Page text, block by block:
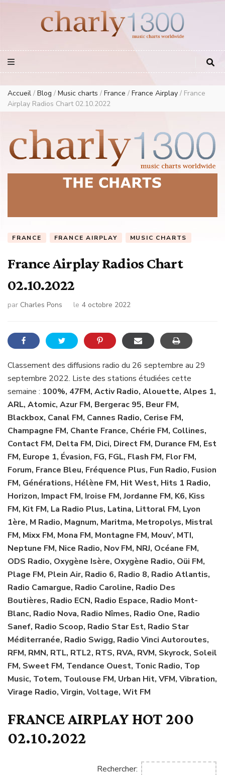
European Music Charts plus USA and Australia
Accueil / Blog / Music charts / France / France Airplay / France
Airplay Radios Chart 02.10.2022
FRANCE FRANCE AIRPLAY MUSIC CHARTS
France Airplay Radios Chart
02.10.2022
par Charles Pons le 4 octobre 2022
Classement des diffusions radio du 26 septembre au 29
septembre 2022. Liste des stations étudiées cette
semaine : 100%, 47FM, Activ Radio, Alouette, Alpes 1,
ARL, Atomic, Azur FM, Bergerac 95, Beur FM,
Blackbox, Canal FM, Cannes Radio, Cerise FM,
Champagne FM, Chante France, Chérie FM, Collines,
Contact FM, Delta FM, Dici, Direct FM, Durance FM, Est
FM, Europe 1, Évasion, FG, FGL, Flash FM, Flor FM,
Forum, France Bleu, Fréquence Plus, Fun Radio, Fusion
FM, Générations, Hélène FM, Hit West, Hits 1 Radio,
Horizon, Impact FM, Iroise FM, Jordanne FM, K6, Kiss
FM, Kit FM, La Radio Plus, Latina, Littoral FM, Lyon
1ère, M Radio, Magnum, Maritma, Metropolys, Mistral
FM, Mixx FM, Mona FM, Montagne FM, Mouv’, MTI,
Neptune FM, Nice Radio, Nov FM, NRJ, Océane FM,
ODS Radio, Oxygène Isère, Oxygène Radio, Oüi FM,
Plage FM, Plein Air, Radio 6, Radio 8, Radio Atlantis,
Radio Camargue, Radio Caroline, Radio Des
Boutières, Radio ECN, Radio Espace, Radio Mont-
Blanc, Radio Nova, Radio Nîmes, Radio One, Radio
Sanef, Radio Scoop, Radio Star Est, Radio Star
Méditerranée, Radio Swigg, Radio Vinci Autoroutes,
RFM, RMN, RTL, RTL2, RTS, RVA, RVM, Skyrock, Soleil
FM, Sweet FM, Tendance Ouest, Tonic Radio, Top
Music, Totem, Toulouse FM, Urban Hit, VFM, Vibration,
Virage Radio, Virgin, Voltage, Wit FM
FRANCE AIRPLAY HOT 200
02.10.2022
Rechercher: